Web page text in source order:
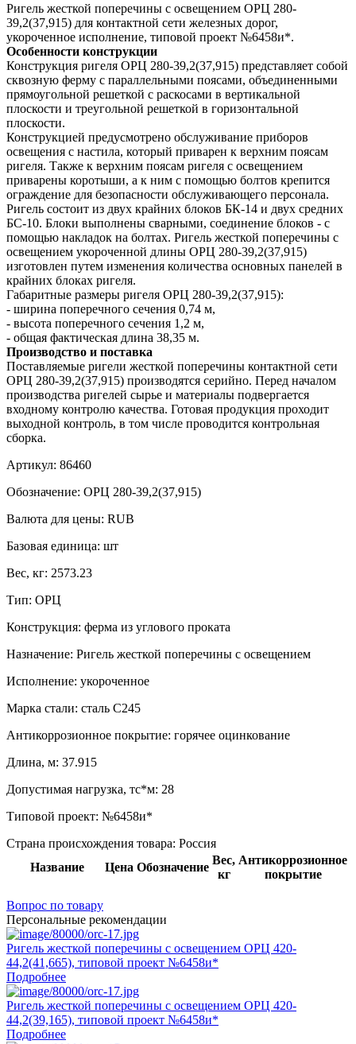
Ригель жесткой поперечины с освещением ОРЦ 280-
39,2(37,915) для контактной сети железных дорог,
укороченное исполнение, типовой проект №6458и*.
Особенности конструкции
Конструкция ригеля ОРЦ 280-39,2(37,915) представляет собой
сквозную ферму с параллельными поясами, объединенными
прямоугольной решеткой с раскосами в вертикальной
плоскости и треугольной решеткой в горизонтальной
плоскости.
Конструкцией предусмотрено обслуживание приборов
освещения с настила, который приварен к верхним поясам
ригеля. Также к верхним поясам ригеля с освещением
приварены коротыши, а к ним с помощью болтов крепится
ограждение для безопасности обслуживающего персонала.
Ригель состоит из двух крайних блоков БК-14 и двух средних
БС-10. Блоки выполнены сварными, соединение блоков - с
помощью накладок на болтах. Ригель жесткой поперечины с
освещением укороченной длины ОРЦ 280-39,2(37,915)
изготовлен путем изменения количества основных панелей в
крайних блоках ригеля.
Габаритные размеры ригеля ОРЦ 280-39,2(37,915):
- ширина поперечного сечения 0,74 м,
- высота поперечного сечения 1,2 м,
- общая фактическая длина 38,35 м.
Производство и поставка
Поставляемые ригели жесткой поперечины контактной сети
ОРЦ 280-39,2(37,915) производятся серийно. Перед началом
производства ригелей сырье и материалы подвергается
входному контролю качества. Готовая продукция проходит
выходной контроль, в том числе проводится контрольная
сборка.
Артикул: 86460
Обозначение: ОРЦ 280-39,2(37,915)
Валюта для цены: RUB
Базовая единица: шт
Вес, кг: 2573.23
Тип: ОРЦ
Конструкция: ферма из углового проката
Назначение: Ригель жесткой поперечины с освещением
Исполнение: укороченное
Марка стали: сталь С245
Антикоррозионное покрытие: горячее оцинкование
Длина, м: 37.915
Допустимая нагрузка, тс*м: 28
Типовой проект: №6458и*
Страна происхождения товара: Россия
Название
Цена Обозначение
Вес,
кг
Антикоррозионное
покрытие
Вопрос по товару
Персональные рекомендации
Ригель жесткой поперечины с освещением ОРЦ 420-
44,2(41,665), типовой проект №6458и*
Подробнее
Ригель жесткой поперечины с освещением ОРЦ 420-
44,2(39,165), типовой проект №6458и*
Подробнее